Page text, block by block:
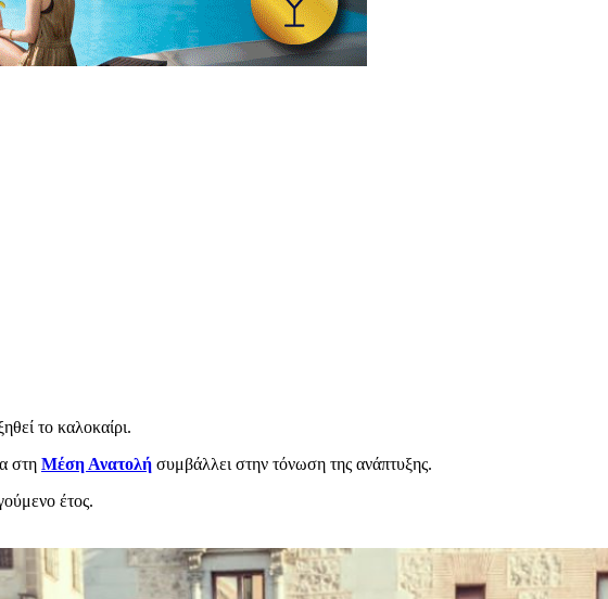
το καλοκαίρι.
στη Μέση Ανατολή συμβάλλει στην τόνωση της ανάπτυξης.
έτος.